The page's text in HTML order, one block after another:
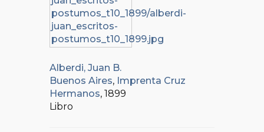
Alberdi, Juan B.
Buenos Aires, Imprenta Cruz
Hermanos, 1899
Libro